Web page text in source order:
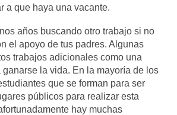
a que haya una vacante.
años buscando otro trabajo si no
el apoyo de tus padres. Algunas
trabajos adicionales como una
la vida. En la mayoría de los
que se forman para ser
públicos para realizar esta
hay muchas